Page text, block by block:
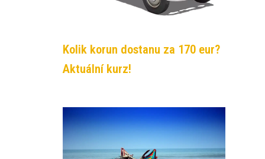
Kolik korun dostanu za 170 eur?
Aktuální kurz!